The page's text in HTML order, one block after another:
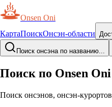
Onsen Oni
КартаПоискОнсэн-области
Поиск онсэна по названию...
Поиск по Onsen Oni
Поиск онсэнов, онсэн-